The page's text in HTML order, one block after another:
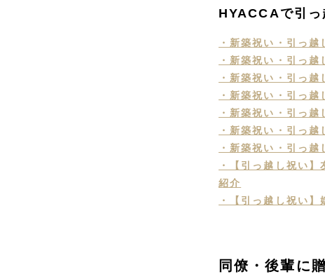
HYACCAで引
・新築祝い・引っ
・新築祝い・引っ
・新築祝い・引っ
・新築祝い・引っ
・新築祝い・引っ
・新築祝い・引っ
・新築祝い・引っ
・【引っ越し祝い
紹介
・【引っ越し祝い
同僚・後輩に